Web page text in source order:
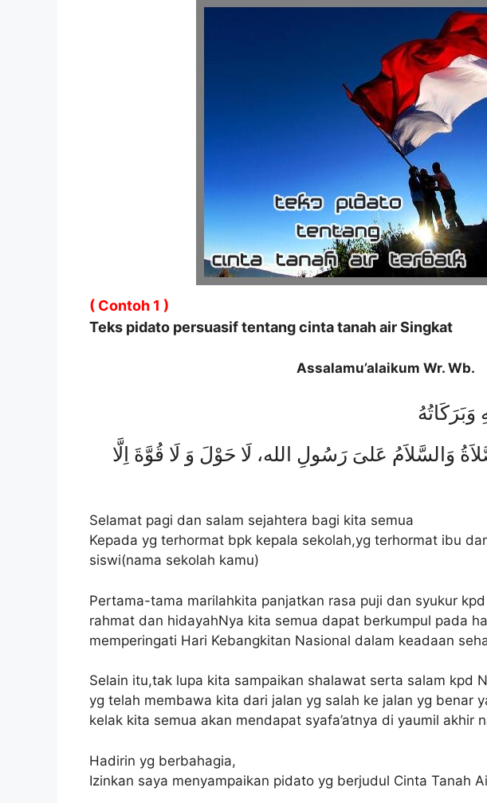
( Contoh 1 )
Teks pidato persuasif tentang cinta tanah air Singkat
Assalamu’alaikum Wr. Wb.
وَبَرَكَاتُهُ
وَالسَّلاَمُ عَلىَ رَسُولِ الله، لَا حَوْلَ وَ لَا قُوَّةَ اِلَّا
Selamat pagi dan salam sejahtera bagi kita semua
Kepada yg terhormat bpk kepala sekolah,yg terhormat ibu
siswi(nama sekolah kamu)
Pertama-tama marilahkita panjatkan rasa puji dan syukur
rahmat dan hidayahNya kita semua dapat berkumpul pada
memperingati Hari Kebangkitan Nasional dalam keadaan
Selain itu,tak lupa kita sampaikan shalawat serta salam kpd
yg telah membawa kita dari jalan yg salah ke jalan yg benar
kelak kita semua akan mendapat syafa’atnya di yaumil akhir
Hadirin yg berbahagia,
Izinkan saya menyampaikan pidato yg berjudul Cinta Tanah